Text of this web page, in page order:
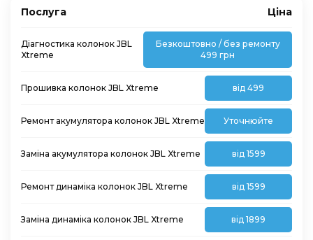
Послуга Ціна
Діагностика колонок JBL
Xtreme
Безкоштовно / без ремонту
499 грн
Прошивка колонок JBL Xtreme від 499
Ремонт акумулятора колонок JBL Xtreme Уточнюйте
Заміна акумулятора колонок JBL Xtreme від 1599
Ремонт динаміка колонок JBL Xtreme від 1599
Заміна динаміка колонок JBL Xtreme від 1899